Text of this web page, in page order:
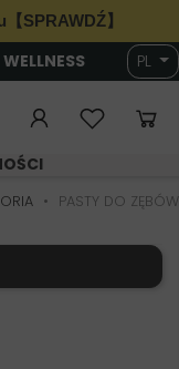
SPRAWDŹ】
PL
PASTY DO ZĘBÓW